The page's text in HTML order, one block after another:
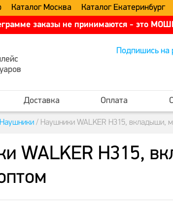
Каталог Москва Каталог Екатеринбург
заказы не принимаются - это
Подпишись на
Доставка Оплата
Наушники / Наушники WALKER H315, вкладыши,
WALKER H315,